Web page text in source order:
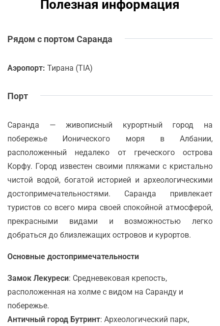
Полезная информация
Рядом с портом Саранда
Аэропорт: Тирана (TIA)
Порт
Саранда — живописный курортный город на
побережье Ионического моря в Албании,
расположенный недалеко от греческого острова
Корфу. Город известен своими пляжами с кристально
чистой водой, богатой историей и археологическими
достопримечательностями. Саранда привлекает
туристов со всего мира своей спокойной атмосферой,
прекрасными видами и возможностью легко
добраться до близлежащих островов и курортов.
Основные достопримечательности
Замок Лекуреси: Средневековая крепость,
расположенная на холме с видом на Саранду и
побережье.
Античный город Бутринт: Археологический парк,